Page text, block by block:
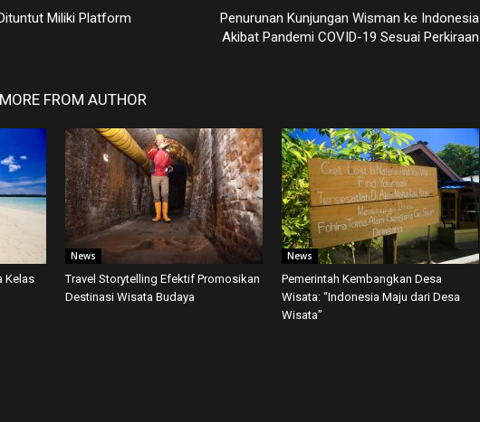
Miliki Platform
Penurunan Kunjungan Wisman ke Indonesia
Akibat Pandemi COVID-19 Sesuai Perkiraan
MORE FROM AUTHOR
Kelas
News
Travel Storytelling Efektif Promosikan
Destinasi Wisata Budaya
News
Pemerintah Kembangkan Desa
Wisata: “Indonesia Maju dari Desa
Wisata”